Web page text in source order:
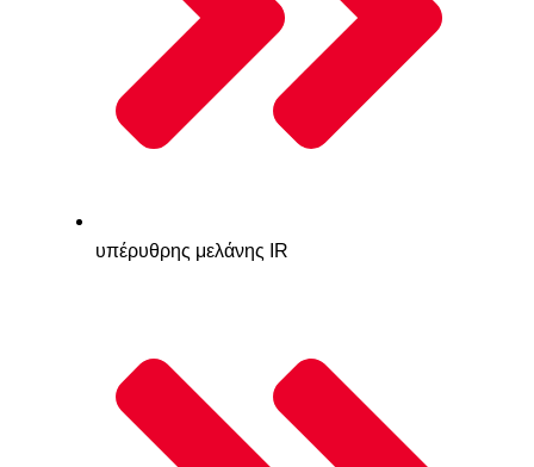
υπέρυθρης μελάνης IR